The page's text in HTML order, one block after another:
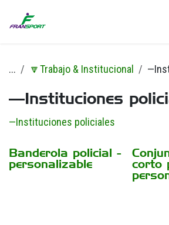
... 🔽Trabajo & Institucional
—Instituciones
—Instituciones policiales
Banderola policial -
personalizable corto